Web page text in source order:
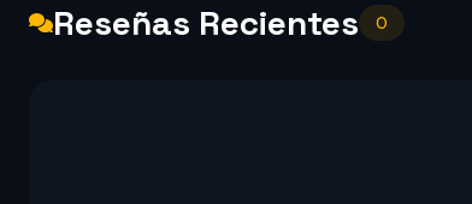
Reseñas Recientes 0